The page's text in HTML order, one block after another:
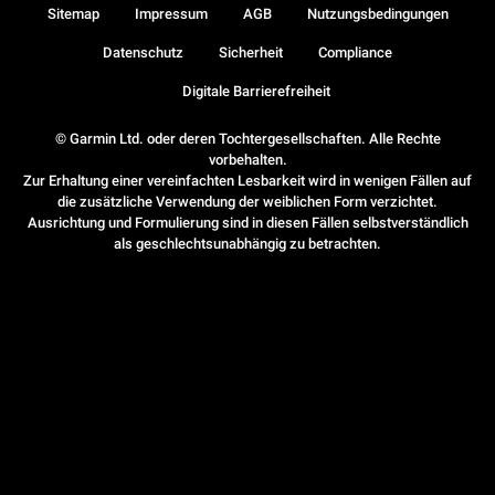
© Garmin Ltd. oder deren Tochtergesellschaften. Alle Rechte
vorbehalten.
Zur Erhaltung einer vereinfachten Lesbarkeit wird in wenigen Fällen auf
die zusätzliche Verwendung der weiblichen Form verzichtet.
Ausrichtung und Formulierung sind in diesen Fällen selbstverständlich
als geschlechtsunabhängig zu betrachten.
Sitemap Impressum AGB Nutzungsbedingungen
Datenschutz Sicherheit Compliance
Digitale Barrierefreiheit